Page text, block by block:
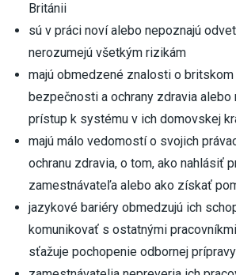
Británii
sú v práci noví alebo nepoznajú
nerozumejú všetkým rizikám
majú obmedzené znalosti o
bezpečnosti a ochrany zdravia alebo
prístup k systému v ich domovskej
majú málo vedomostí o svojich
ochranu zdravia, o tom, ako nahlásiť
zamestnávateľa alebo ako získať
jazykové bariéry obmedzujú ich
komunikovať s ostatnými
sťažuje pochopenie odbornej